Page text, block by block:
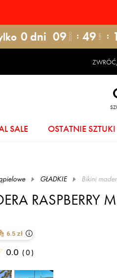
0 dni 09 GODZ. 49 MIN.
SALE OSTATNIE
GŁADKIE bikini
RASPBERRY
6.5 zł
0.0 (0)